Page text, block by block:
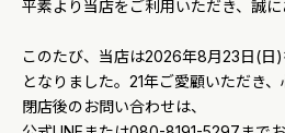
平素より当店をご利用いただき、誠に
このたび、当店は2026年8月23日(日
となりました。21年ご愛顧いただき、
閉店後のお問い合わせは、